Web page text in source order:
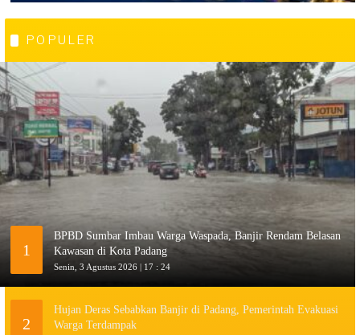
POPULER
1
BPBD Sumbar Imbau Warga Waspada, Banjir Rendam Belasan
Kawasan di Kota Padang
Senin, 3 Agustus 2026 | 17 : 24
2
Hujan Deras Sebabkan Banjir di Padang, Pemerintah Evakuasi
Warga Terdampak